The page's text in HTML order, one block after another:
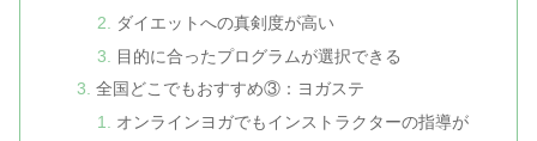
ダイエットへの真剣度が高い
目的に合ったプログラムが選択できる
全国どこでもおすすめ③：ヨガステ
オンラインヨガでもインストラクターの指導が